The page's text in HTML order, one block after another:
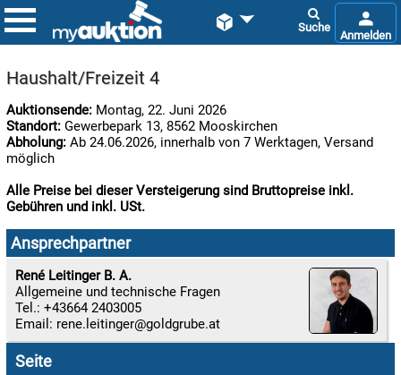
 
11.08:

11.08:
Haushalt/Freizeit 4
Auktionsende: Montag, 22. Juni 2026
Standort: Gewerbepark 13, 8562 Mooskirchen
Abholung: Ab 24.06.2026, innerhalb von 7 Werktagen, Versand
möglich
Alle Preise bei dieser Versteigerung sind Bruttopreise inkl.
Gebühren und inkl. USt.
Ansprechpartner
René Leitinger B. A.
Allgemeine und technische Fragen
Tel.: +43664 2403005
Email: rene.leitinger
Seite